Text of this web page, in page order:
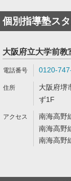
個別指導塾ス
大阪府立大学前教
0120-
大阪府堺
ず1F
南海高野
南海高野
南海高野